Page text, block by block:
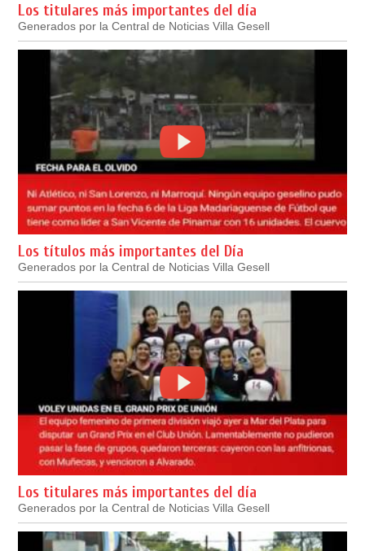
Los titulares más importantes del día
Generados por la Central de Noticias Villa Gesell
Los títulos más importantes del Día
Generados por la Central de Noticias Villa Gesell
Los titulares más importantes del día
Generados por la Central de Noticias Villa Gesell